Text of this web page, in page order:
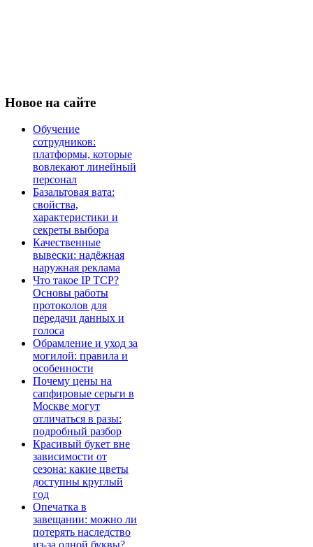
Новое на сайте
Обучение
сотрудников:
платформы, которые
вовлекают линейный
персонал
Базальтовая вата:
свойства,
характеристики и
секреты выбора
Качественные
вывески: надёжная
наружная реклама
Что такое IP TCP?
Основы работы
протоколов для
передачи данных и
голоса
Обрамление и уход за
могилой: правила и
особенности
Почему цены на
сапфировые серьги в
Москве могут
отличаться в разы:
подробный разбор
Красивый букет вне
зависимости от
сезона: какие цветы
доступны круглый
год
Опечатка в
завещании: можно ли
потерять наследство